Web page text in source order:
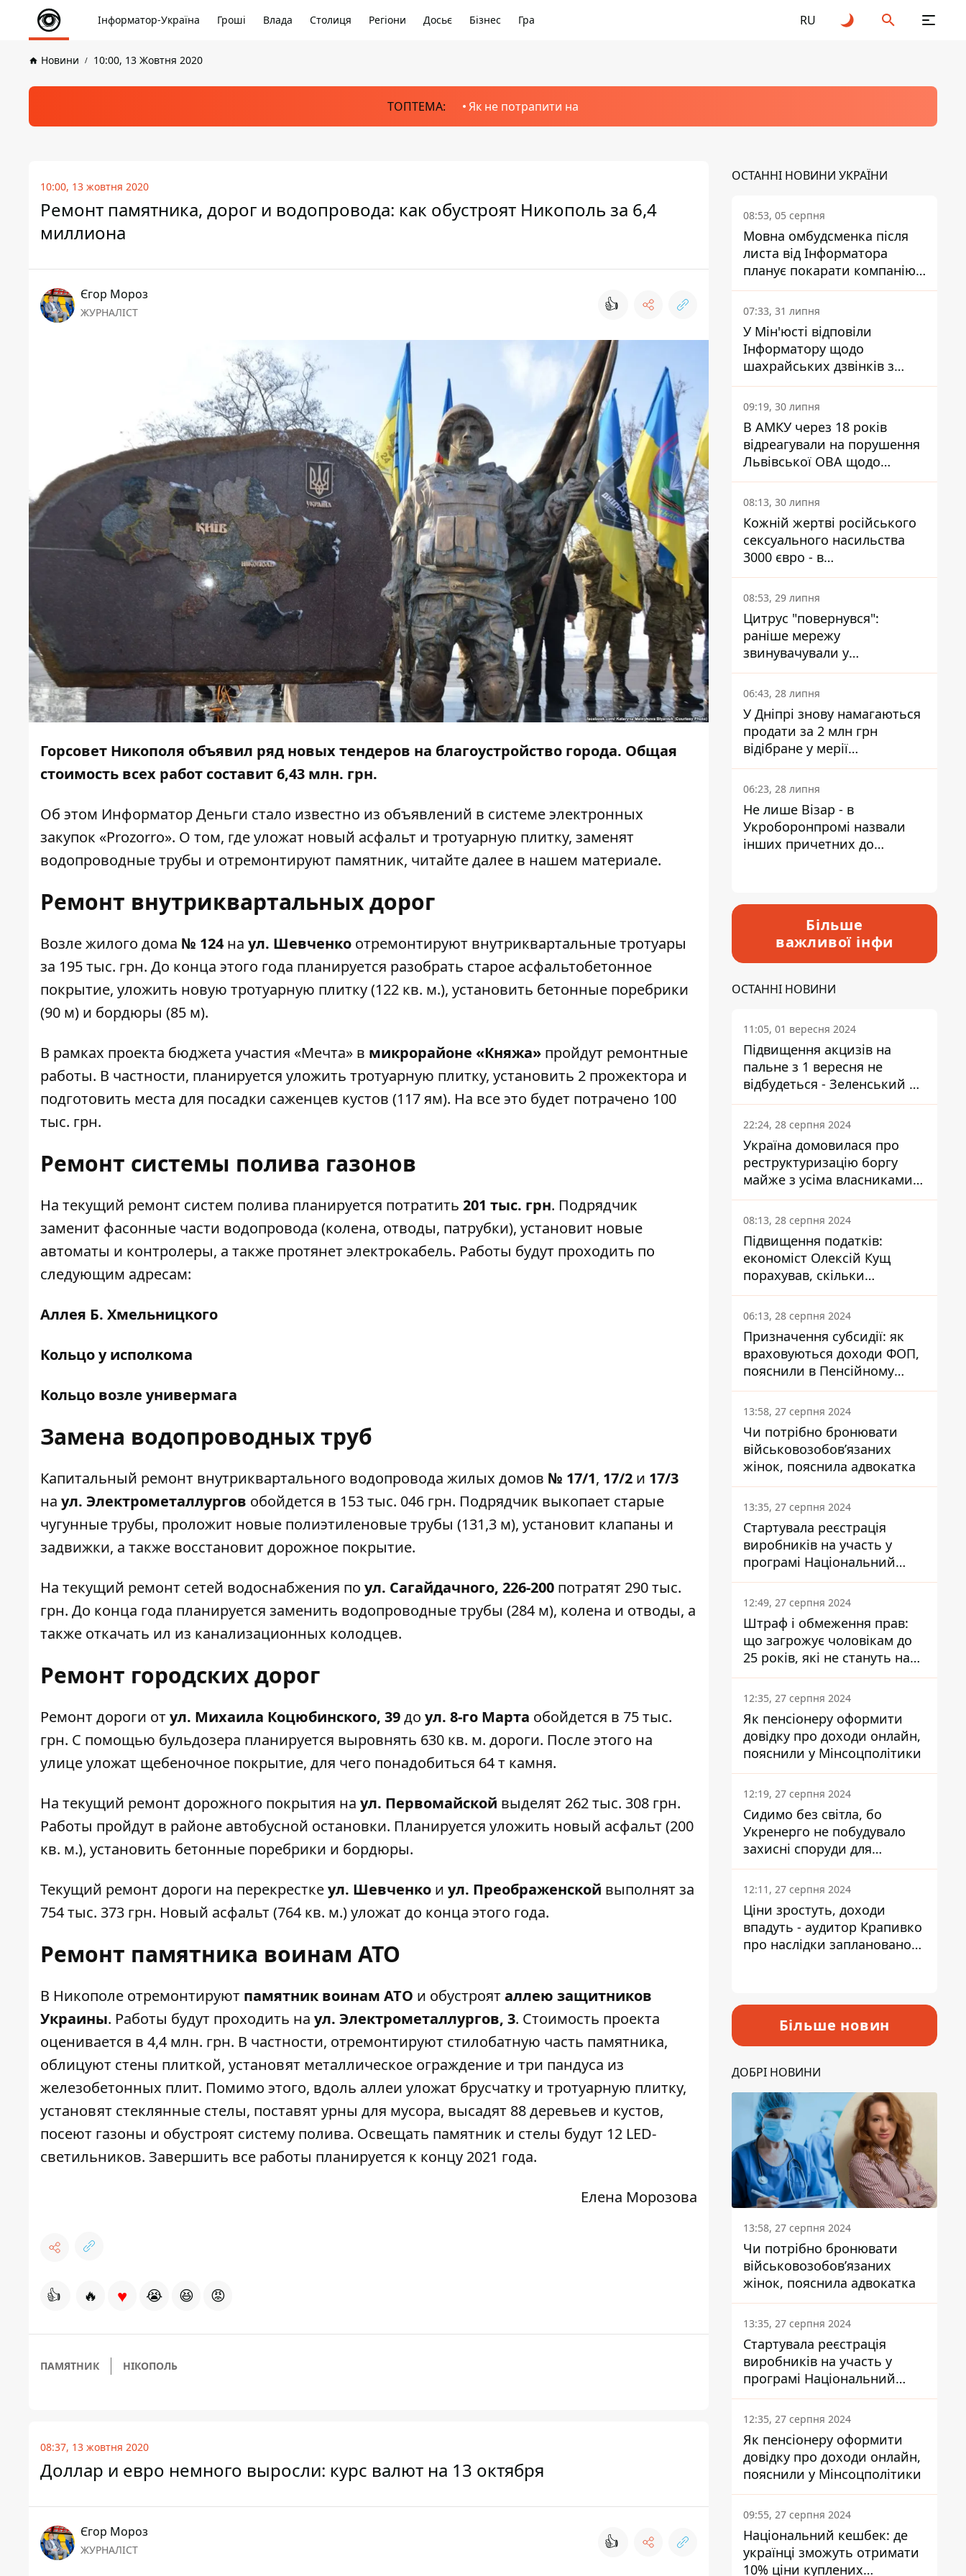
Інформатор-Україна Гроші Влада Столиця Регіони Досьє Бізнес Гра RU
Новини 10:00, 13 Жовтня 2020
ТОПТЕМА: Як не потрапити на
10:00, 13 жовтня 2020
Ремонт памятника, дорог и водопровода: как обустроят Никополь за 6,4
миллиона
Єгор Мороз
ЖУРНАЛІСТ 👍
Горсовет Никополя объявил ряд новых тендеров на благоустройство города. Общая
стоимость всех работ составит 6,43 млн. грн.
Об этом Информатор Деньги стало известно из объявлений в системе электронных
закупок «Prozorro». О том, где уложат новый асфальт и тротуарную плитку, заменят
водопроводные трубы и отремонтируют памятник, читайте далее в нашем материале.
Ремонт внутриквартальных дорог
Возле жилого дома № 124 на ул. Шевченко отремонтируют внутриквартальные тротуары
за 195 тыс. грн. До конца этого года планируется разобрать старое асфальтобетонное
покрытие, уложить новую тротуарную плитку (122 кв. м.), установить бетонные поребрики
(90 м) и бордюры (85 м).
В рамках проекта бюджета участия «Мечта» в микрорайоне «Княжа» пройдут ремонтные
работы. В частности, планируется уложить тротуарную плитку, установить 2 прожектора и
подготовить места для посадки саженцев кустов (117 ям). На все это будет потрачено 100
тыс. грн.
Ремонт системы полива газонов
На текущий ремонт систем полива планируется потратить 201 тыс. грн. Подрядчик
заменит фасонные части водопровода (колена, отводы, патрубки), установит новые
автоматы и контролеры, а также протянет электрокабель. Работы будут проходить по
следующим адресам:
Аллея Б. Хмельницкого
Кольцо уисполкома
Кольцо возле универмага
Замена водопроводных труб
Капитальный ремонт внутриквартального водопровода жилых домов № 17/1, 17/2 и 17/3
на ул. Электрометаллургов обойдется в 153 тыс. 046 грн. Подрядчик выкопает старые
чугунные трубы, проложит новые полиэтиленовые трубы (131,3 м), установит клапаны и
задвижки, а также восстановит дорожное покрытие.
На текущий ремонт сетей водоснабжения по ул. Сагайдачного, 226-200 потратят 290 тыс.
грн. До конца года планируется заменить водопроводные трубы (284 м), колена и отводы, а
также откачать ил из канализационных колодцев.
Ремонт городских дорог
Ремонт дороги от ул. Михаила Коцюбинского, 39до ул. 8-го Марта обойдется в 75 тыс.
грн. С помощью бульдозера планируется выровнять 630 кв. м. дороги. После этого на
улице уложат щебеночное покрытие, для чего понадобиться 64 т камня.
На текущий ремонт дорожного покрытия на ул. Первомайской выделят 262 тыс. 308 грн.
Работы пройдут в районе автобусной остановки. Планируется уложить новый асфальт (200
кв. м.), установить бетонные поребрики и бордюры.
Текущий ремонт дороги на перекресткеул. Шевченко и ул. Преображенской выполнят за
754 тыс. 373 грн. Новый асфальт (764 кв. м.) уложат до конца этого года.
Ремонт памятника воинам АТО
В Никополе отремонтируют памятник воинам АТО и обустроят аллею защитников
Украины. Работы будут проходить на ул. Электрометаллургов, 3. Стоимость проекта
оценивается в 4,4 млн. грн. В частности, отремонтируют стилобатную часть памятника,
облицуют стены плиткой, установят металлическое ограждение и три пандуса из
железобетонных плит. Помимо этого, вдоль аллеи уложат брусчатку и тротуарную плитку,
установят стеклянные стелы, поставят урны для мусора, высадят 88 деревьев и кустов,
посеют газоны и обустроят систему полива. Освещать памятник и стелы будут 12 LED-
светильников. Завершить все работы планируется к концу 2021 года.
Елена Морозова
👍 🔥 ♥ 😭 😆 😡
ПАМЯТНИК НІКОПОЛЬ
08:37, 13 жовтня 2020
Доллар и евро немного выросли: курс валют на 13 октября
Єгор Мороз
ЖУРНАЛІСТ 👍
ОСТАННІ НОВИНИ УКРАЇНИ
08:53, 05 серпня
Мовна омбудсменка після
листа від Інформатора
планує покарати компанію-
підрядника ПриватБанку
07:33, 31 липня
У Мін'юсті відповіли
Інформатору щодо
шахрайських дзвінків з
камери Сумського СІЗО так,
що ніхто нічого не зрозумів
09:19, 30 липня
В АМКУ через 18 років
відреагували на порушення
Львівської ОВА щодо
харчування у закладах
освіти
08:13, 30 липня
Кожній жертві російського
сексуального насильства
3000 євро - в
Мінсоцполітики пояснили
Інформатору, звідки на це
гроші
08:53, 29 липня
Цитрус "повернувся":
раніше мережу
звинувачували у
контрабанді техніки та
ухиленні від сплати
податків
06:43, 28 липня
У Дніпрі знову намагаються
продати за 2 млн грн
відібране у мерії
приміщення Укрпошти
06:23, 28 липня
Не лише Візар - в
Укроборонпромі назвали
інших причетних до
Більше
важливої інфи
ОСТАННІ НОВИНИ
11:05, 01 вересня 2024
Підвищення акцизів на
пальне з 1 вересня не
відбудеться - Зеленський не
підписав закон
22:24, 28 серпня 2024
Україна домовилася про
реструктуризацію боргу
майже з усіма власниками
єврооблігацій: що це
означає для країни
08:13, 28 серпня 2024
Підвищення податків:
економіст Олексій Кущ
порахував, скільки
заплатить кожен українець
06:13, 28 серпня 2024
Призначення субсидії: як
враховуються доходи ФОП,
пояснили в Пенсійному
фонді
13:58, 27 серпня 2024
Чи потрібно бронювати
військовозобов’язаних
жінок, пояснила адвокатка
13:35, 27 серпня 2024
Стартувала реєстрація
виробників на участь у
програмі Національний
кешбек: як це зробити
через портал Дія
12:49, 27 серпня 2024
Штраф і обмеження прав:
що загрожує чоловікам до
25 років, які не стануть на
військовий облік
12:35, 27 серпня 2024
Як пенсіонеру оформити
довідку про доходи онлайн,
пояснили у Мінсоцполітики
12:19, 27 серпня 2024
Сидимо без світла, бо
Укренерго не побудувало
захисні споруди для
енергетики - нардеп
Кучеренко
12:11, 27 серпня 2024
Ціни зростуть, доходи
впадуть - аудитор Крапивко
про наслідки запланованого
Більше новин
ДОБРІ НОВИНИ
13:58, 27 серпня 2024
Чи потрібно бронювати
військовозобов’язаних
жінок, пояснила адвокатка
13:35, 27 серпня 2024
Стартувала реєстрація
виробників на участь у
програмі Національний
кешбек: як це зробити
через портал Дія
12:35, 27 серпня 2024
Як пенсіонеру оформити
довідку про доходи онлайн,
пояснили у Мінсоцполітики
09:55, 27 серпня 2024
Національний кешбек: де
українці зможуть отримати
10% ціни куплених